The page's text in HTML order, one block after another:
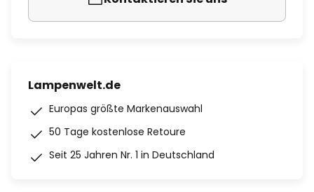
Lampenwelt.de
Europas größte Markenauswahl
50 Tage kostenlose Retoure
Seit 25 Jahren Nr. 1 in Deutschland